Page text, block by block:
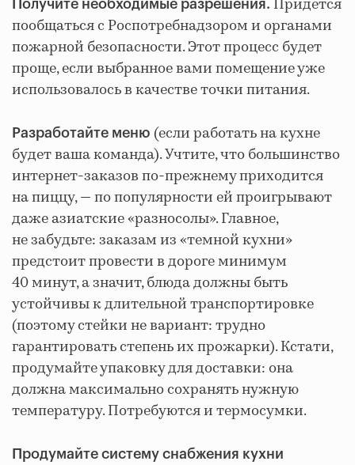
Получите необходимые разрешения. Придется
пообщаться с Роспотребнадзором и органами
пожарной безопасности. Этот процесс будет
проще, если выбранное вами помещение уже
использовалось в качестве точки питания.
Разработайте меню (если работать на кухне
будет ваша команда). Учтите, что большинство
интернет-заказов по-прежнему приходится
на пиццу, — по популярности ей проигрывают
даже азиатские «разносолы». Главное,
не забудьте: заказам из «темной кухни»
предстоит провести в дороге минимум
40 минут, а значит, блюда должны быть
устойчивы к длительной транспортировке
(поэтому стейки не вариант: трудно
гарантировать степень их прожарки). Кстати,
продумайте упаковку для доставки: она
должна максимально сохранять нужную
температуру. Потребуются и термосумки.
Продумайте систему снабжения кухни